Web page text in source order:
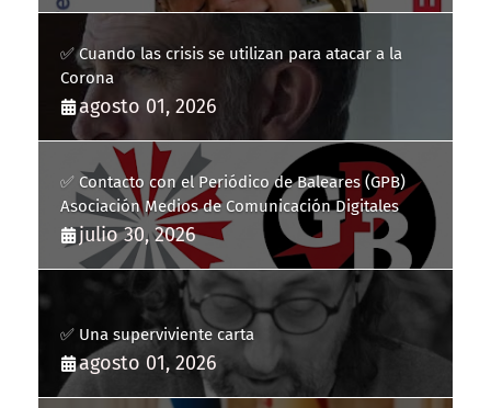
✅ Cuando las crisis se utilizan para atacar a la
Corona
agosto 01, 2026
✅ Contacto con el Periódico de Baleares (GPB)
Asociación Medios de Comunicación Digitales
julio 30, 2026
✅ Una superviviente carta
agosto 01, 2026